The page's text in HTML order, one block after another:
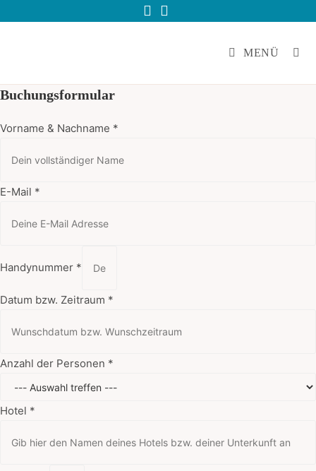
Inhalt
MENÜ
Buchungsformular
Vorname & Nachname *
E-Mail *
Handynummer *
Datum bzw. Zeitraum *
Anzahl der Personen *
Hotel *